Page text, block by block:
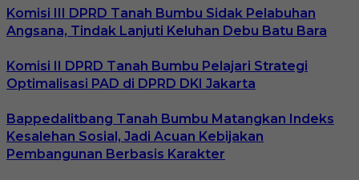
Komisi III DPRD Tanah Bumbu Sidak Pelabuhan
Angsana, Tindak Lanjuti Keluhan Debu Batu Bara
Komisi II DPRD Tanah Bumbu Pelajari Strategi
Optimalisasi PAD di DPRD DKI Jakarta
Bappedalitbang Tanah Bumbu Matangkan Indeks
Kesalehan Sosial, Jadi Acuan Kebijakan
Pembangunan Berbasis Karakter